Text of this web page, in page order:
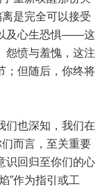
是完全可以接受
及心生恐惧——这
怨愤与羞愧，这注
；但随后，你终将
也深知，我们在
而言，至关重要
识回归至你们的心
”作为指引或工